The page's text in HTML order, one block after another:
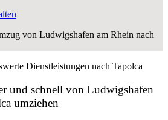
und schnell von Ludwigshafen
umziehen